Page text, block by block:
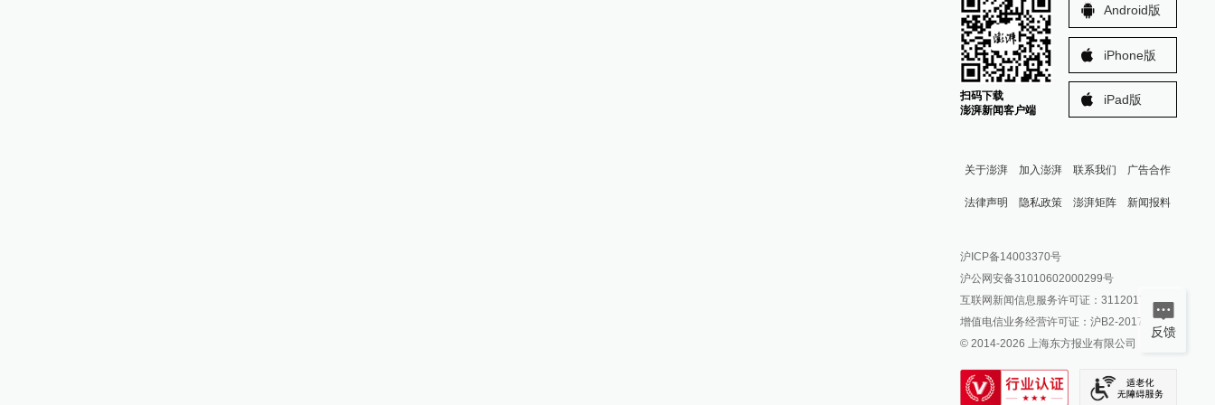
扫码下载
澎湃新闻客户端
Android版
iPhone版
iPad版
关于澎湃 加入澎湃 联系我们 广告合作
法律声明 隐私政策 澎湃矩阵
澎湃新闻公众号
澎湃新闻抖音号
派生万物开放平台
IP SHANGHAI
SIXTH TONE
新闻报料
报料邮箱: news@thepaper.cn
沪ICP备14003370号
沪公网安备31010602000299号
互联网新闻信息服务许可证：31120170006
增值电信业务经营许可证：沪B2-2017116
© 2014-2026 上海东方报业有限公司
反馈